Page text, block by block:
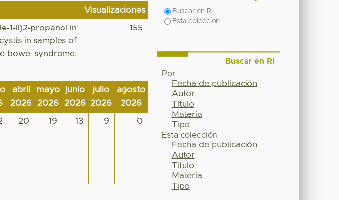
Visualizaciones
1-il)2-propanol in
in samples of
bowel syndrome.
155
abril
2026
mayo
2026
junio
2026
julio
2026
agosto
2026
20 19 13 9 0
Buscar en RI
Esta colección
Buscar en RI
Por
Fecha de publicación
Autor
Título
Materia
Tipo
Esta colección
Fecha de publicación
Autor
Título
Materia
Tipo